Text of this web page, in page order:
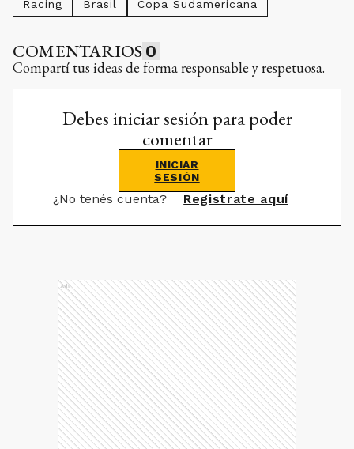
Racing Brasil Copa Sudamericana
COMENTARIOS 0
Compartí tus ideas de forma responsable y respetuosa.
Debes iniciar sesión para poder
comentar
INICIAR
SESIÓN
¿No tenés cuenta? Registrate aquí
Ads